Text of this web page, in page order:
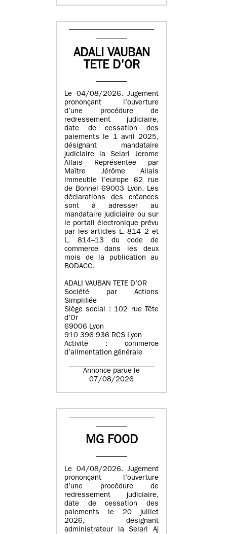
ADALI VAUBAN
TETE D'OR
Le 04/08/2026. Jugement
prononçant l’ouverture
d’une procédure de
redressement judiciaire,
date de cessation des
paiements le 1 avril 2025,
désignant mandataire
judiciaire la Selarl Jerome
Allais Représentée par
Maître Jérôme Allais
immeuble l’europe 62 rue
de Bonnel 69003 Lyon. Les
déclarations des créances
sont à adresser au
mandataire judiciaire ou sur
le portail électronique prévu
par les articles L. 814–2 et
L. 814–13 du code de
commerce dans les deux
mois de la publication au
BODACC.
ADALI VAUBAN TETE D’OR
Société par Actions
Simplifiée
Siège social : 102 rue Tête
d’Or
69006 Lyon
910 396 936 RCS Lyon
Activité : commerce
d’alimentation générale
Annonce parue le
07/08/2026
MG FOOD
Le 04/08/2026. Jugement
prononçant l’ouverture
d’une procédure de
redressement judiciaire,
date de cessation des
paiements le 20 juillet
2026, désignant
administrateur la Selarl Aj